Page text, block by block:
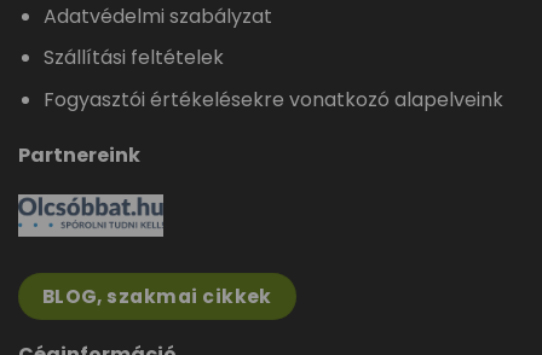
Adatvédelmi szabályzat
Szállítási feltételek
Fogyasztói értékelésekre vonatkozó alapelveink
Partnereink
BLOG, szakmai cikkek